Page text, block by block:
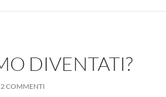
DIVENTATI?
2 COMMENTI